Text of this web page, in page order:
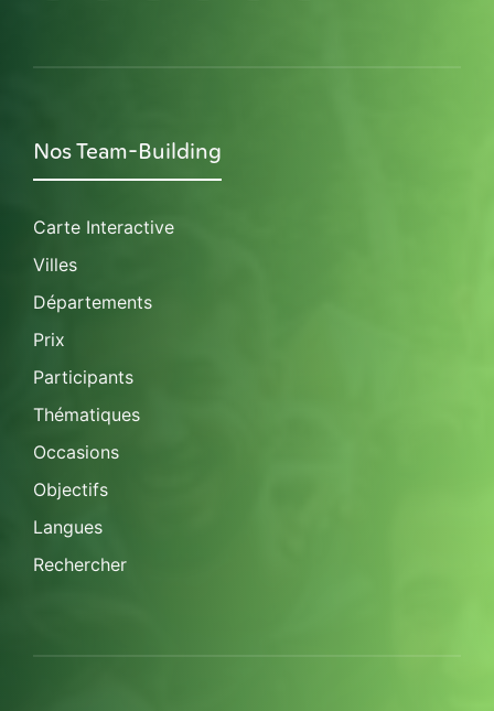
Nos Team-Building
Carte Interactive
Villes
Départements
Prix
Participants
Thématiques
Occasions
Objectifs
Langues
Rechercher